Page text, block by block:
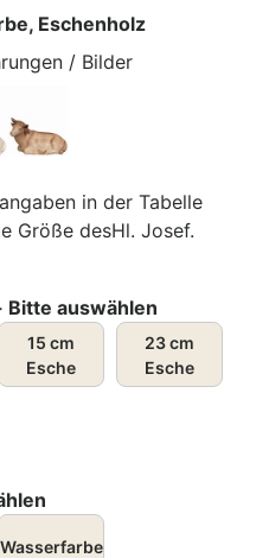
Eschenholz
/ Bilder
in der Tabelle
Größe desHl. Josef.
auswählen
15 cm
Esche
23 cm
Esche
Wasserfarbe